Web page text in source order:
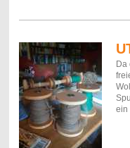
Da
ein